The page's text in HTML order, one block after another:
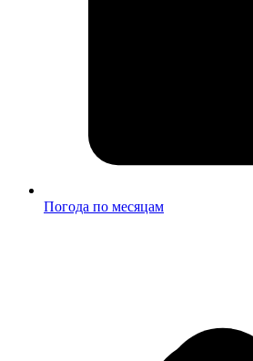
Погода по месяцам